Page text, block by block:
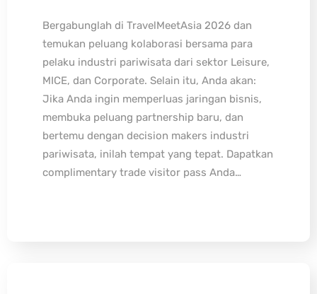
Bergabunglah di TravelMeetAsia 2026 dan
temukan peluang kolaborasi bersama para
pelaku industri pariwisata dari sektor Leisure,
MICE, dan Corporate. Selain itu, Anda akan:
Jika Anda ingin memperluas jaringan bisnis,
membuka peluang partnership baru, dan
bertemu dengan decision makers industri
pariwisata, inilah tempat yang tepat. Dapatkan
complimentary trade visitor pass Anda…